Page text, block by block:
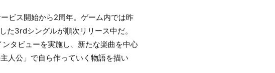
ビス開始から2周年。ゲーム内では昨
た3rdシングルが順次リリース中だ。
タビューを実施し、新たな楽曲を中心
人公」で自ら作っていく物語を描い